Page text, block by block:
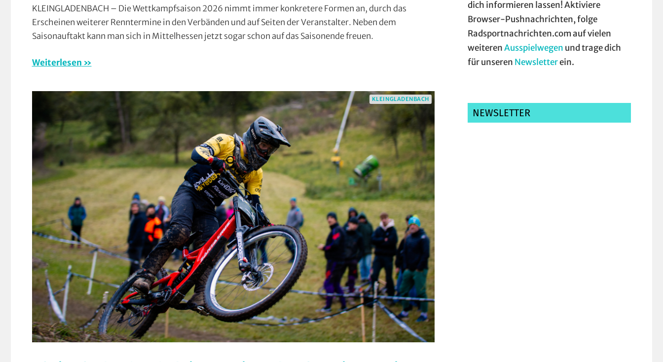
Country ,
Downhill ,
Formate,
Orte
RSG
Buchenau ,
Vereine,
Wohin
am
Wochenende
(WaW)
/
Veranstaltungstipps
KLEINGLADENBACH – Die Wettkampfsaison 2026 nimmt immer konkretere Formen an, durch das
Erscheinen weiterer Renntermine in den Verbänden und auf Seiten der Veranstalter. Neben dem
Saisonauftakt kann man sich in Mittelhessen jetzt sogar schon auf das Saisonende freuen.
Weiterlesen
KLEINGLADENBACH
dich informieren lassen! Aktiviere
Browser-Pushnachrichten, folge
Radsportnachrichten.com auf vielen
weiterenAusspielwegen und trage dich
für unseren Newsletterein.
NEWSLETTER